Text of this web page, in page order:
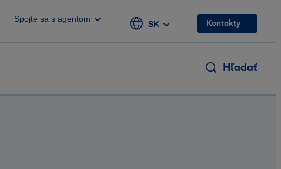
Spojte sa s agentom
SK Kontakty
Hľadať